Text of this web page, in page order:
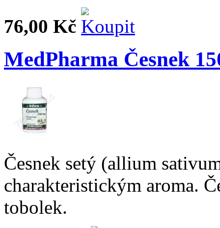
76,00 Kč
MedPharma Česnek
Česnek setý (allium
charakteristickým aroma.
tobolek.